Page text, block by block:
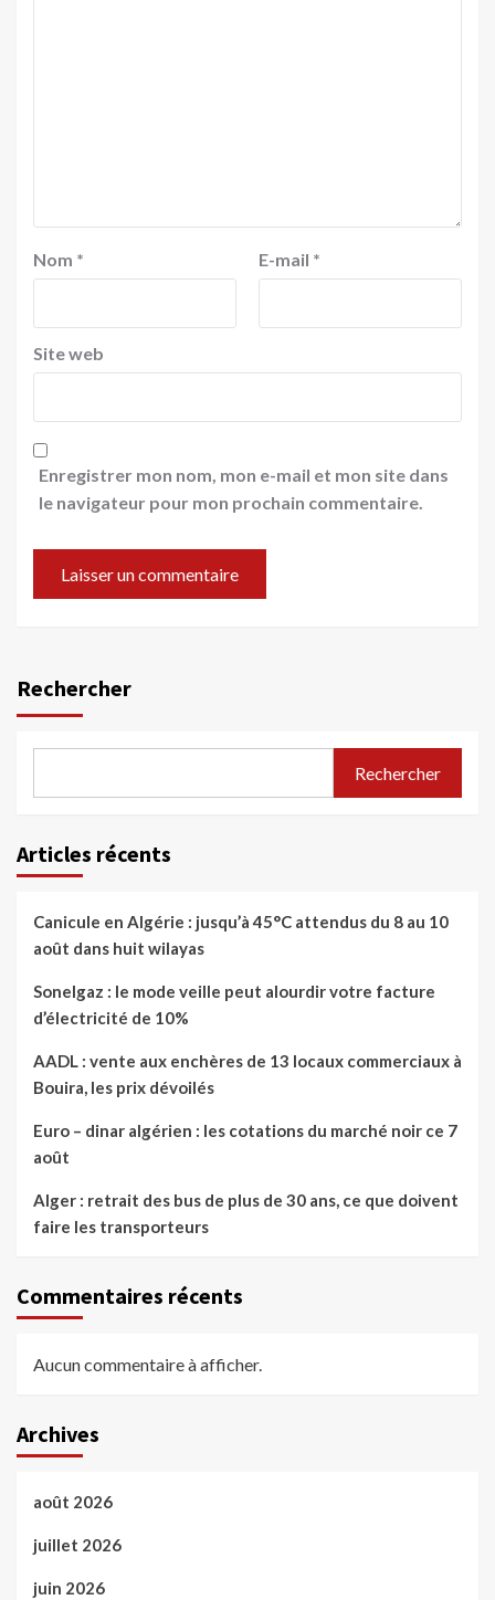
Nom * E-mail *
Site web
Enregistrer mon nom, mon e-mail et mon site dans
le navigateur pour mon prochain commentaire.
Rechercher
Rechercher
Articles récents
Canicule en Algérie : jusqu’à 45°C attendus du 8 au 10
août dans huit wilayas
Sonelgaz : le mode veille peut alourdir votre facture
d’électricité de 10%
AADL : vente aux enchères de 13 locaux commerciaux à
Bouira, les prix dévoilés
Euro – dinar algérien : les cotations du marché noir ce 7
août
Alger : retrait des bus de plus de 30 ans, ce que doivent
faire les transporteurs
Commentaires récents
Aucun commentaire à afficher.
Archives
août 2026
juillet 2026
juin 2026